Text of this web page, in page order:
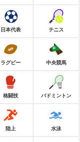
日本代表 テニス
ラグビー 中央競馬
格闘技 バドミントン
陸上 水泳